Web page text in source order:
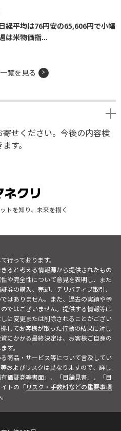
経平均は76円安の65,606円で小幅
は米物価指...
覧を見る
せください。今後の内容検
す。
トを知り、未来を描く
行っております。
ると考える情報源から提供されたもの
や完全性について意見を表明し、また
券の購入、売却、デリバティブ取引、
はありません。また、過去の実績や予
ではございません。提供する情報等は
に変更または削除されることがござい
してお客様が取った行動の結果に対し
にかかる最終決定は、お客様ご自身の
す。
商品・サービス等について言及してい
およびリスクは異なりますので、詳し
価証券等書面」、「目論見書」、「目
トの「リスク・手数料などの重要事項